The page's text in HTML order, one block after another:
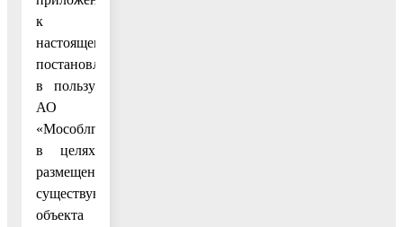
к
настоящему
постановлению,
в пользу
АО
«Мособлгаз»,
в целях
размещения
существующего
объекта